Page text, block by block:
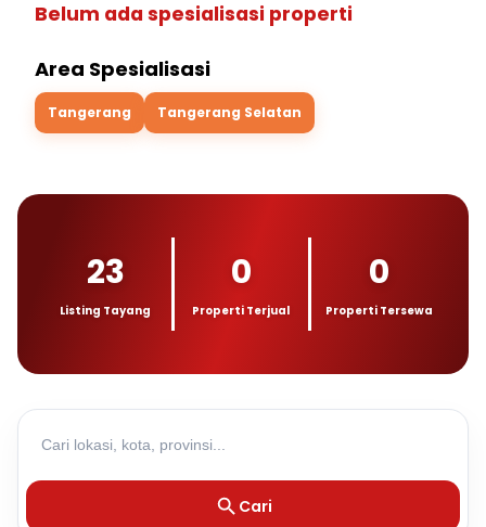
Belum ada spesialisasi properti
Area Spesialisasi
Tangerang Tangerang Selatan
23
Listing Tayang
0
Properti Terjual
0
Properti Tersewa
Cari